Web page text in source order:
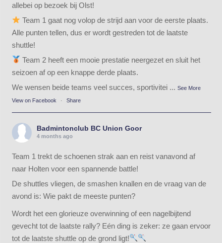
allebei op bezoek bij Olst!
Team 1 gaat nog volop de strijd aan voor de eerste plaats.
Alle punten tellen, dus er wordt gestreden tot de laatste
shuttle!
Team 2 heeft een mooie prestatie neergezet en sluit het
seizoen af op een knappe derde plaats.
We wensen beide teams veel succes, sportivitei ... See More
View on Facebook · Share
Badmintonclub BC Union Goor
4 months ago
Team 1 trekt de schoenen strak aan en reist vanavond af
naar Holten voor een spannende battle!
De shuttles vliegen, de smashen knallen en de vraag van de
avond is: Wie pakt de meeste punten?
Wordt het een glorieuze overwinning of een nagelbijtend
gevecht tot de laatste rally? Eén ding is zeker: ze gaan ervoor
tot de laatste shuttle op de grond ligt!